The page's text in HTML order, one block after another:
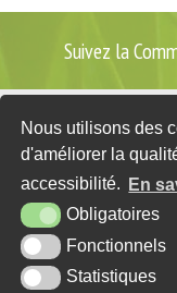
Nous utilisons des
d'améliorer la
accessibilité.
En
Obligatoires
Fonctionnels
Statistiques
Suivez la
2